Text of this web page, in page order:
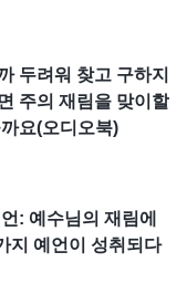
을 확신했습니다.
수님을 따랐습니
입니다.
이, 성경을 보고,
사역하고, 깨어
녀는 아닙니다. 슬
로 하나님의 음성
두려워 찾고 구하지
주의 재림을 맞이할
요(오디오북)
: 예수님의 재림에
지 예언이 성취되다